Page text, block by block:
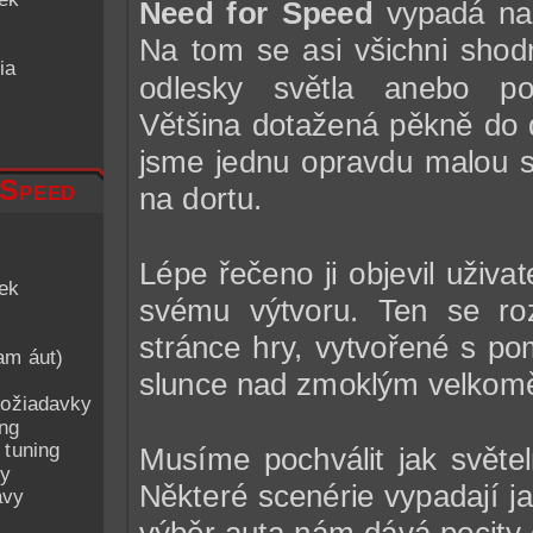
áut)
Need for Speed vypadá
Na tom se asi všichni
odlesky světla anebo
Většina dotažená pěkně do
jsme jednu opravdu malou
na dortu.
Lépe řečeno ji objevil
svému výtvoru. Ten se
stránce hry, vytvořené s
slunce nad zmoklým
Musíme pochválit jak
Některé scenérie vypadají